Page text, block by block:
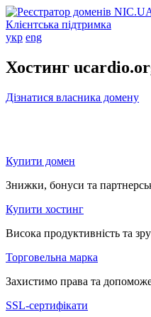
Клієнтська підтримка
укр eng
Хостинг
Дізнатися власника домену
Купити домен
Знижки, бонуси та
Купити хостинг
Висока продуктивність та
Торговельна марка
Захистимо права та
SSL-сертифікати